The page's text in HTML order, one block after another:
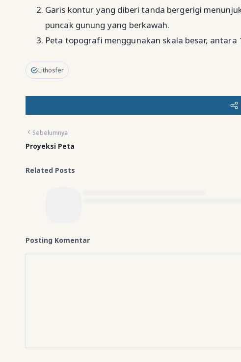
Garis kontur yang diberi tanda bergerigi
puncak gunung yang berkawah.
Peta topografi menggunakan skala besar, antara
Lithosfer
Sebelumnya
Proyeksi Peta
Related Posts
Posting Komentar